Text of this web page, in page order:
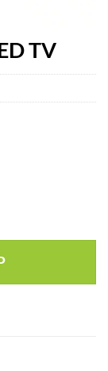
TV